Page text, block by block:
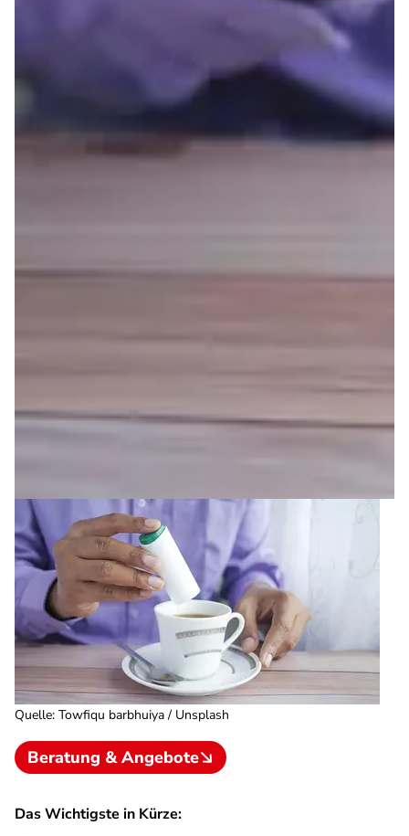
Quelle: Towfiqu barbhuiya / Unsplash
Beratung & Angebote
Das Wichtigste in Kürze: